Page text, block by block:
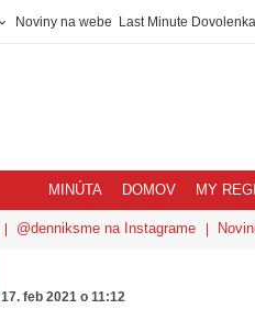
Noviny na webe Last Minute Dovolenka
MINÚTA DOMOV MY
@denniksme na Instagrame
17. feb 2021 o 11:12